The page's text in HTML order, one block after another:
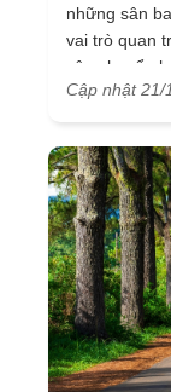
Gia Lai, Đắk
Các dân tộc
nay: Ê Đê,
những sân
vai trò quan
vận chuyển
lược trong hệ
Buon Ma
Cập nhật 21/